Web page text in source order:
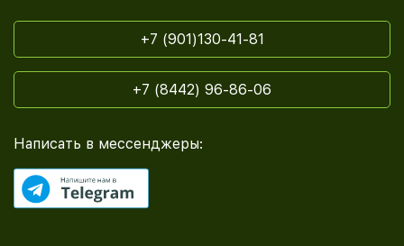
+7 (901)130-41-81
+7 (8442) 96-86-06
Написать в мессенджеры: